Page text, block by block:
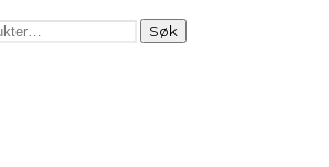
Søk